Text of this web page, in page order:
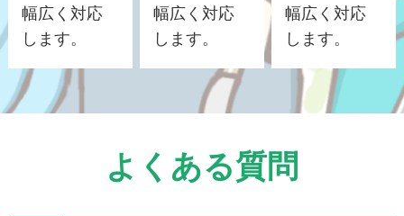
幅広く対応
します。
幅広く対応
します。
幅広く対応
します。
よくある質問